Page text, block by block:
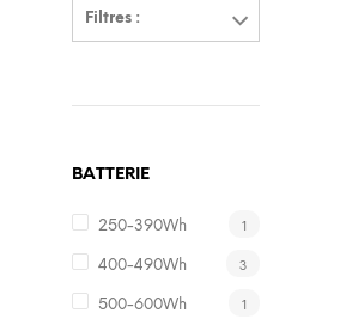
Filtres :
BATTERIE
250-390Wh 1
400-490Wh 3
500-600Wh 1